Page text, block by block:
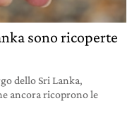
sono ricoperte
dello Sri Lanka,
ancora ricoprono le